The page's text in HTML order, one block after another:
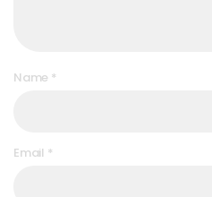
Name *
Email *